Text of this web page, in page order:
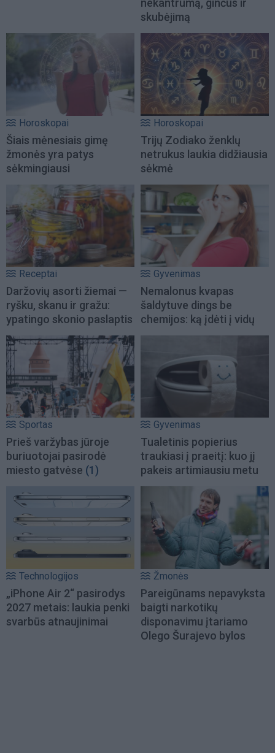
nekantrumą, ginčus ir
skubėjimą
Horoskopai
Šiais mėnesiais gimę
žmonės yra patys
sėkmingiausi
Horoskopai
Trijų Zodiako ženklų
netrukus laukia didžiausia
sėkmė
Receptai
Daržovių asorti žiemai —
ryšku, skanu ir gražu:
ypatingo skonio paslaptis
Gyvenimas
Nemalonus kvapas
šaldytuve dings be
chemijos: ką įdėti į vidų
Sportas
Prieš varžybas jūroje
buriuotojai pasirodė
miesto gatvėse (1)
Gyvenimas
Tualetinis popierius
traukiasi į praeitį: kuo jį
pakeis artimiausiu metu
Technologijos
„iPhone Air 2“ pasirodys
2027 metais: laukia penki
svarbūs atnaujinimai
Žmonės
Pareigūnams nepavyksta
baigti narkotikų
disponavimu įtariamo
Olego Šurajevo bylos